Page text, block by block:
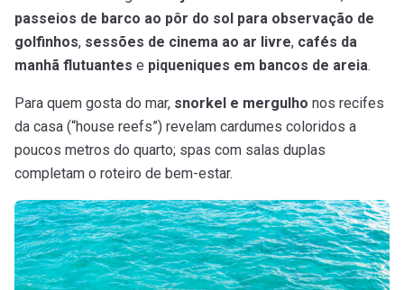
passeios de barco ao pôr do sol para observação de
golfinhos, sessões de cinema ao ar livre, cafés da
manhã flutuantes e piqueniques em bancos de areia.
Para quem gosta do mar, snorkel e mergulho nos recifes
da casa (“house reefs”) revelam cardumes coloridos a
poucos metros do quarto; spas com salas duplas
completam o roteiro de bem-estar.